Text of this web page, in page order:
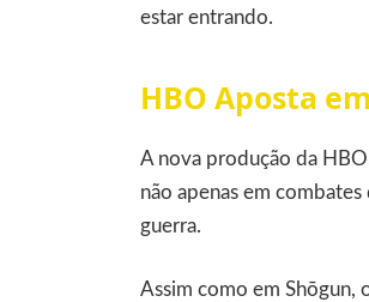
estar entrando.
HBO Aposta
A nova produção da
não apenas em
guerra.
Assim como em Shōgun,